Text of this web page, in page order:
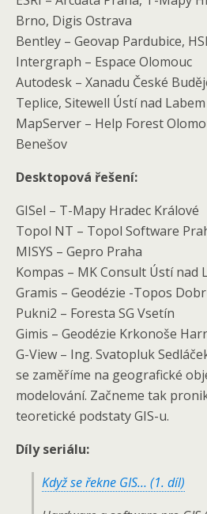
Brno, Digis Ostrava
Bentley – Geovap Pardubice,
Intergraph – Espace Olomouc
Autodesk – Xanadu České
Teplice, Sitewell Ústí nad Labem
MapServer – Help Forest
Benešov
Desktopová řešení:
GISel – T-Mapy Hradec Králové
Topol NT – Topol Software
MISYS – Gepro Praha
Kompas – MK Consult Ústí nad
Gramis – Geodézie -Topos
Pukni2 – Foresta SG Vsetín
Gimis – Geodézie Krkonoše
G-View – Ing. Svatopluk
se zaměříme na geografické
modelování. Začneme tak
teoretické podstaty GIS-u.
Díly seriálu:
Když se řekne GIS… (1. díl)